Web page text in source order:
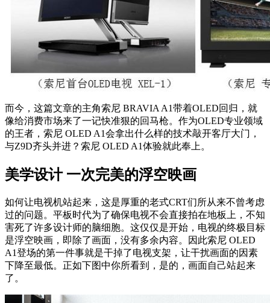
而今，这篇文章的主角索尼 BRAVIA A1带着OLED回归，就
像给消费市场来了一记快准狠的回马枪。作为OLED专业领域
的王者，索尼 OLED A1会拿出什么样的技术敲开客厅大门，
与Z9D齐头并进？索尼 OLED A1体验就此奉上。
美学设计 一次完美的浮空映画
如何让电视机站起来，这是厚重的老式CRT们所从来不曾考虑
过的问题。平板时代为了确保电视不会直接拍在地板上，不知
害死了许多设计师的脑细胞。这仅仅是开始，电视的终极目标
是浮空映画，即除了画面，没有多余内容。因此索尼 OLED
A1登场的第一件事就是干掉了电视支架，让干扰画面的因素
下降至最低。正如下图中你所看到，是的，画面自己站起来
了。